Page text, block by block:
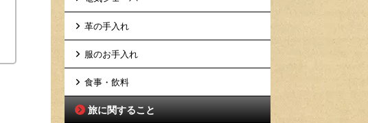
革の手入れ
服のお手入れ
食事・飲料
旅に関すること